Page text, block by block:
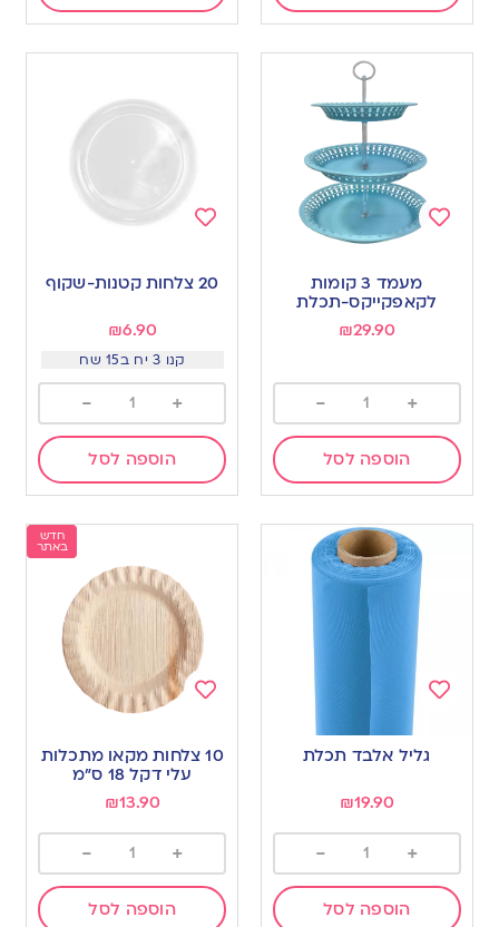
wishlist
מעמד 3 קומות
לקאפקייקס-תכלת
₪29.90
+
-
הוספה לסל
to
20 צלחות קטנות-שקוף
₪6.90
קנו 3 יח ב15 שח
+
-
הוספה לסל
גליל אלבד תכלת
₪19.90
+
-
הוספה לסל
חדש
באתר
to
wishlist
10 צלחות מקאו מתכלות
עלי דקל 18 ס”מ
₪13.90
+
-
הוספה לסל